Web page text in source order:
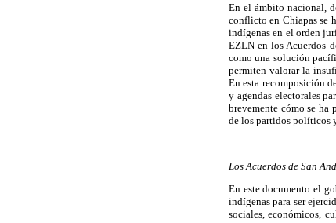
En el ámbito nacional,
conflicto en Chiapas se
indígenas en el orden
EZLN en los Acuerdos
como una solución
permiten valorar la
En esta recomposición
y agendas electorales
brevemente cómo se ha
de los partidos políticos
Los Acuerdos de San
En este documento el
indígenas para ser
sociales, económicos,